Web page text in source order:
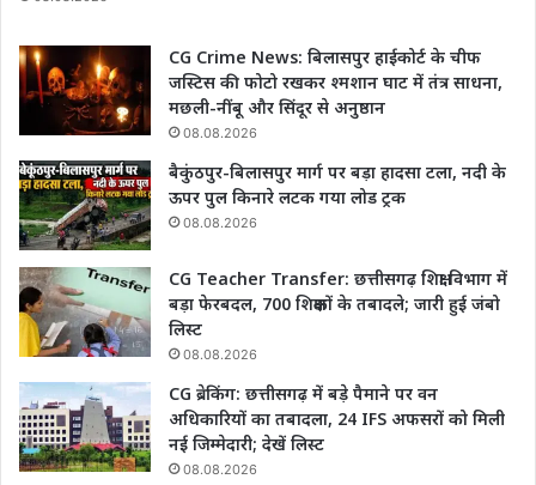
CG Crime News: बिलासपुर हाईकोर्ट के चीफ
जस्टिस की फोटो रखकर श्मशान घाट में तंत्र साधना,
मछली-नींबू और सिंदूर से अनुष्ठान
08.08.2026
बैकुंठपुर-बिलासपुर मार्ग पर बड़ा हादसा टला, नदी के
ऊपर पुल किनारे लटक गया लोड ट्रक
08.08.2026
CG Teacher Transfer: छत्तीसगढ़ शिक्षा विभाग में
बड़ा फेरबदल, 700 शिक्षकों के तबादले; जारी हुई जंबो
लिस्ट
08.08.2026
CG ब्रेकिंग: छत्तीसगढ़ में बड़े पैमाने पर वन
अधिकारियों का तबादला, 24 IFS अफसरों को मिली
नई जिम्मेदारी; देखें लिस्ट
08.08.2026